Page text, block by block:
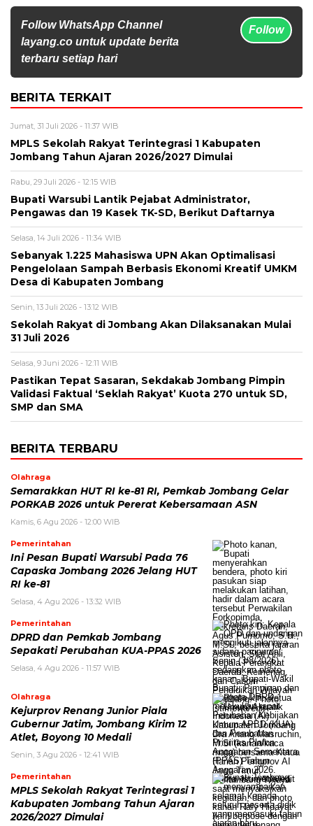
Follow WhatsApp Channel
layang.co untuk update berita
terbaru setiap hari
Follow
BERITA TERKAIT
Jumat, 31 Juli 2026 - 11:37 WIB
MPLS Sekolah Rakyat Terintegrasi 1 Kabupaten
Jombang Tahun Ajaran 2026/2027 Dimulai
Rabu, 29 Juli 2026 - 12:15 WIB
Bupati Warsubi Lantik Pejabat Administrator,
Pengawas dan 19 Kasek TK-SD, Berikut Daftarnya
Selasa, 14 Juli 2026 - 11:34 WIB
Sebanyak 1.225 Mahasiswa UPN Akan Optimalisasi
Pengelolaan Sampah Berbasis Ekonomi Kreatif UMKM
Desa di Kabupaten Jombang
Senin, 13 Juli 2026 - 13:12 WIB
Sekolah Rakyat di Jombang Akan Dilaksanakan Mulai
31 Juli 2026
Selasa, 9 Juni 2026 - 12:11 WIB
Pastikan Tepat Sasaran, Sekdakab Jombang Pimpin
Validasi Faktual ‘Seklah Rakyat’ Kuota 270 untuk SD,
SMP dan SMA
BERITA TERBARU
Olahraga
Semarakkan HUT RI ke-81 RI, Pemkab Jombang Gelar
PORKAB 2026 untuk Pererat Kebersamaan ASN
Kamis, 6 Agu 2026 - 12:00 WIB
Pemerintahan
Ini Pesan Bupati Warsubi Pada 76
Capaska Jombang 2026 Jelang HUT
RI ke-81
Selasa, 4 Agu 2026 - 13:32 WIB
Pemerintahan
DPRD dan Pemkab Jombang
Sepakati Perubahan KUA-PPAS 2026
Selasa, 4 Agu 2026 - 11:57 WIB
Olahraga
Kejurprov Renang Junior Piala
Gubernur Jatim, Jombang Kirim 12
Atlet, Boyong 10 Medali
Senin, 3 Agu 2026 - 12:41 WIB
Pemerintahan
MPLS Sekolah Rakyat Terintegrasi 1
Kabupaten Jombang Tahun Ajaran
2026/2027 Dimulai